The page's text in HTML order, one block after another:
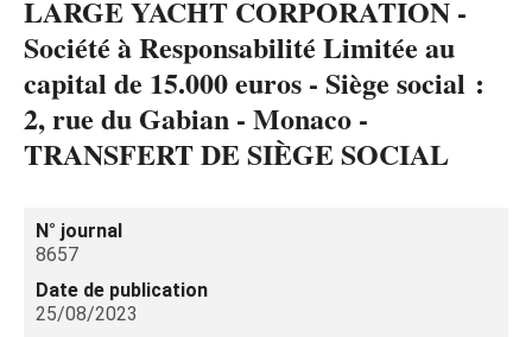
LARGE YACHT CORPORATION -
Société à Responsabilité Limitée au
capital de 15.000 euros - Siège social :
2, rue du Gabian - Monaco -
TRANSFERT DE SIÈGE SOCIAL
N° journal
8657
Date de publication
25/08/2023